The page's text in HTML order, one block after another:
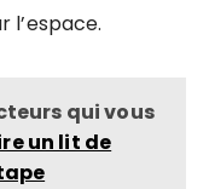
qui vous
un lit de